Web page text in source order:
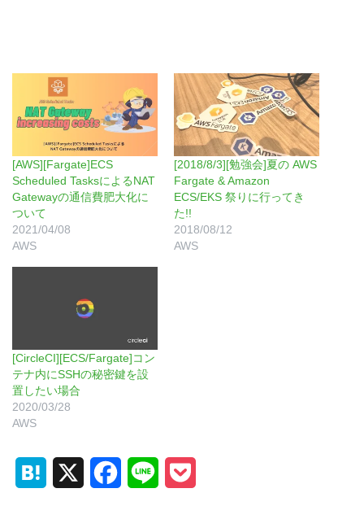
[AWS][Fargate]ECS
Scheduled TasksによるNAT
Gatewayの通信費肥大化に
ついて
2021/04/08
AWS
[2018/8/3][勉強会]夏の AWS
Fargate & Amazon
ECS/EKS 祭りに行ってき
た!!
2018/08/12
AWS
[CircleCI][ECS/Fargate]コン
テナ内にSSHの秘密鍵を設
置したい場合
2020/03/28
AWS